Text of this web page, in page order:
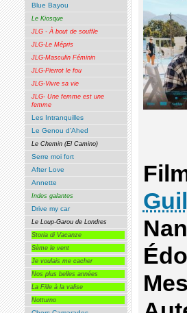
Blue Bayou
Le Kiosque
JLG - À bout de souffle
JLG-Le Mépris
JLG-Masculin Féminin
JLG-Pierrot le fou
JLG-Vivre sa vie
JLG- Une femme est une
femme
Les Intranquilles
Le Genou d’Ahed
Le Chemin (El Camino)
Serre moi fort
After Love
Annette
Indes galantes
Drive my car
Le Loup-Garou de Londres
Storia di Vacanze
Sème le vent
Je voulais me cacher
Nos plus belles années
La Fille à la valise
Notturno